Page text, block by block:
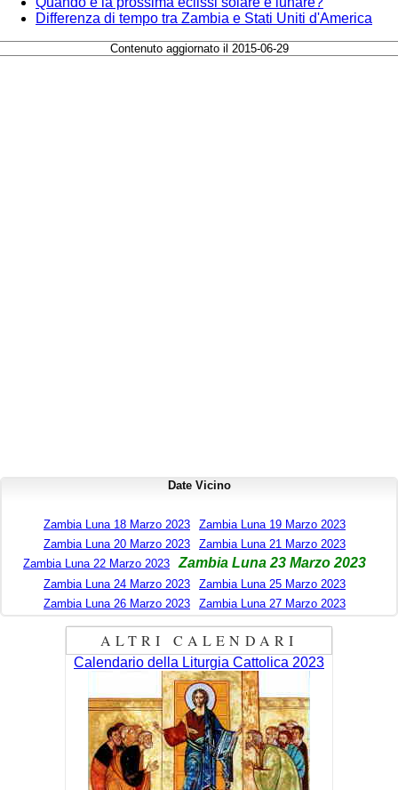
Differenza di tempo tra Zambia e Stati Uniti d'America
Contenuto aggiornato il 2015-06-29
Date Vicino
Zambia Luna 18 Marzo 2023
Zambia Luna 19 Marzo 2023
Zambia Luna 20 Marzo 2023
Zambia Luna 21 Marzo 2023
Zambia Luna 22 Marzo 2023
Zambia Luna 23 Marzo 2023
Zambia Luna 24 Marzo 2023
Zambia Luna 25 Marzo 2023
Zambia Luna 26 Marzo 2023
Zambia Luna 27 Marzo 2023
ALTRI CALENDARI
Calendario della Liturgia Cattolica 2023